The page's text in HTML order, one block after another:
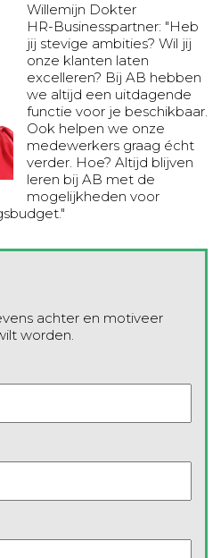
Willemijn Dokter
HR-Businesspartner: "Heb
jij stevige ambities? Wil jij
onze klanten laten
excelleren? Bij AB hebben
we altijd een uitdagende
functie voor je beschikbaar.
Ook helpen we onze
medewerkers graag écht
verder. Hoe? Altijd blijven
leren bij AB met de
mogelijkheden voor
achter en motiveer
worden.